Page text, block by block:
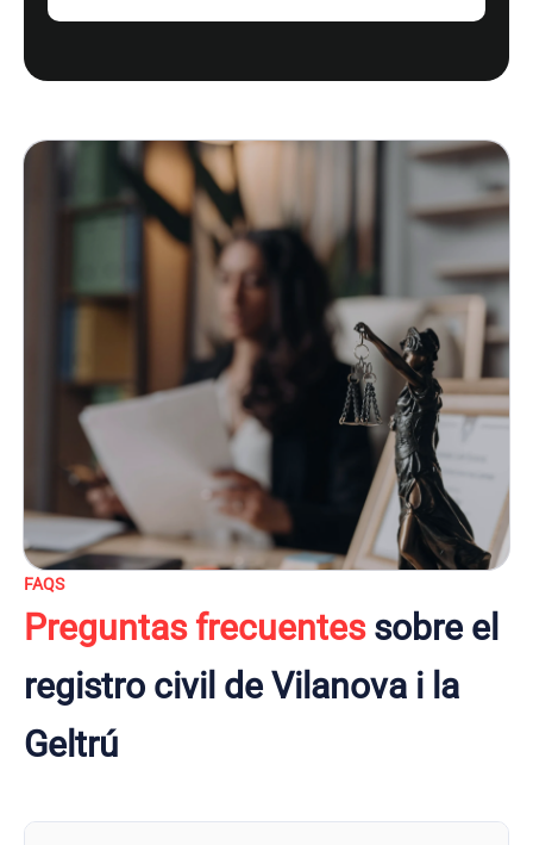
FAQS
Preguntas frecuentessobre el
registro civil de Vilanova i la
Geltrú